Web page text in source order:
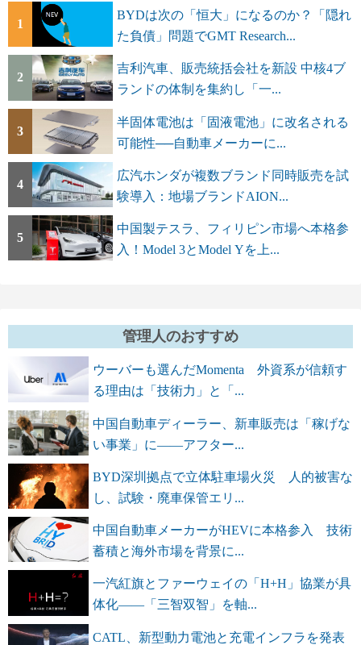
1
BYDは次の「恒大」になるのか？「隠れ
た負債」問題でGMT Research...
2
吉利汽車、販売統括会社を新設 中核4ブ
ランドの体制を集約し「一...
3
半固体電池は「固液電池」に改名される
可能性──自動車メーカーに...
4
広汽ホンダが複数ブランド同時販売を試
験導入：地場ブランドAION...
5
中国製テスラ、フィリピン市場へ本格参
入！Model 3とModel Yを上...
管理人のおすすめ
ウーバーも選んだMomenta 外資系が信頼す
る理由は「技術力」と「...
中国自動車ディーラー、新車販売は「稼げな
い事業」に――アフター...
BYD深圳拠点で立体駐車場火災 人的被害な
し、試験・廃車保管エリ...
中国自動車メーカーがHEVに本格参入 技術
蓄積と海外市場を背景に...
一汽紅旗とファーウェイの「H+H」協業が具
体化――「三智双智」を軸...
CATL、新型動力電池と充電インフラを発表